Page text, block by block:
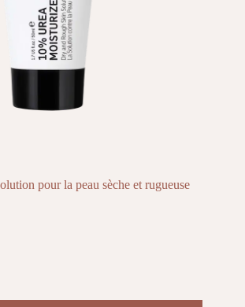
pour la peau sèche et rugueuse